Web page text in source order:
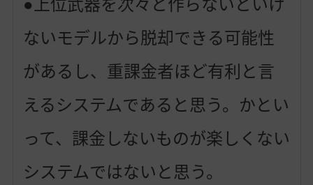
ないモデルから脱却できる可能性
があるし、重課金者ほど有利と言
えるシステムであると思う。かとい
って、課金しないものが楽しくない
システムではないと思う。